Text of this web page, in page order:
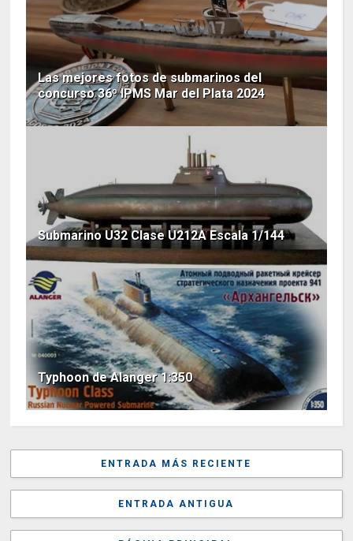
Las mejores fotos de submarinos del
concurso 36º IPMS Mar del Plata 2024
Submarino U32 Clase U212A Escala 1/144
Typhoon de Alanger 1:350
ENTRADA MÁS RECIENTE
ENTRADA ANTIGUA